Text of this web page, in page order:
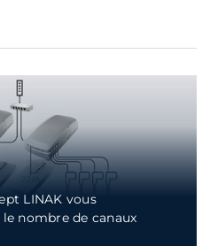
LINAK vous
nombre de canaux